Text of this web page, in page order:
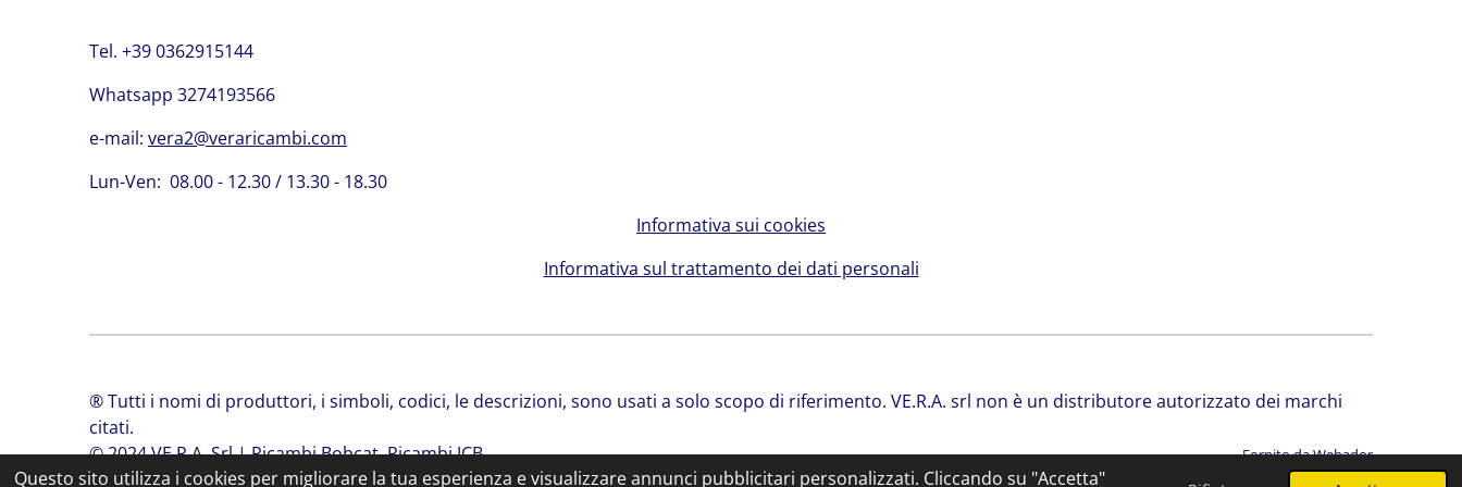
Questo sito utilizza i cookies per migliorare la tua esperienza e visualizzare annunci pubblicitari personalizzati. Cliccando su "Accetta"
Tel. +39 0362915144
Whatsapp 3274193566
e-mail: vera2@veraricambi.com
Lun-Ven: 08.00 - 12.30 / 13.30 - 18.30
Informativa sui cookies
Informativa sul trattamento dei dati personali
® Tutti i nomi di produttori, i simboli, codici, le descrizioni, sono usati a solo scopo di riferimento. VE.R.A. srl non è un distributore autorizzato dei marchi
citati.
© 2024 VE.R.A. Srl | Ricambi Bobcat, Ricambi JCB
Fornito daWebador